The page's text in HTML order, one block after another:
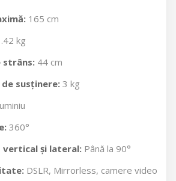
165 cm
kg
strâns: 44 cm
susținere: 3 kg
360°
și lateral: Până la 90°
DSLR, Mirrorless, camere video